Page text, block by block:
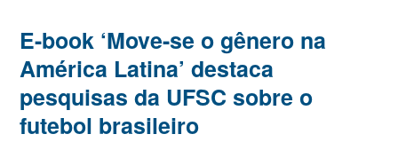
E-book ‘Move-se o gênero na
América Latina’ destaca
pesquisas da UFSC sobre o
futebol brasileiro